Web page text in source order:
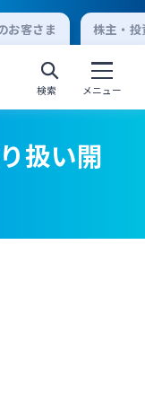
お客さま 株主・
検索 メニュー
ンキング
キング
扱い開